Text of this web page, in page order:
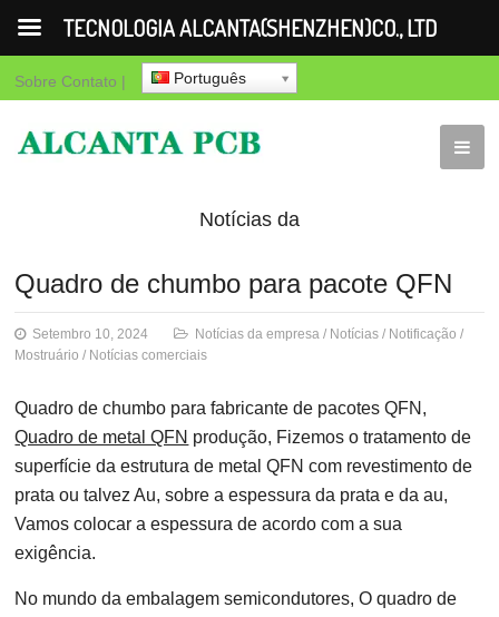
Sobre Contato | Português
Notícias da
empresa Notificação
comerciais
Quadro de chumbo para pacote QFN
Setembro 10, 2024 Notícias da empresa / Notícias / Notificação /
Mostruário / Notícias comerciais
Quadro de chumbo para fabricante de pacotes QFN,
Quadro de metal QFN produção, Fizemos o tratamento de
superfície da estrutura de metal QFN com revestimento de
prata ou talvez Au, sobre a espessura da prata e da au,
Vamos colocar a espessura de acordo com a sua
exigência.
No mundo da embalagem semicondutores, O quadro de
TECNOLOGIA ALCANTA(SHENZHEN)CO., LTD